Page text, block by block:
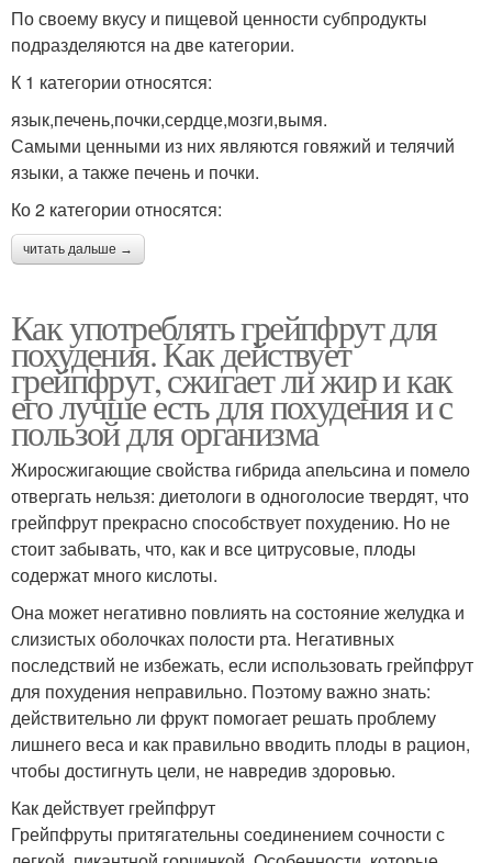
По своему вкусу и пищевой ценности субпродукты
подразделяются на две категории.
К 1 категории относятся:
язык,печень,почки,сердце,мозги,вымя.
Самыми ценными из них являются говяжий и телячий
языки, а также печень и почки.
Ко 2 категории относятся:
читать дальше →
Как употреблять грейпфрут для
похудения. Как действует
грейпфрут, сжигает ли жир и как
его лучше есть для похудения и с
пользой для организма
Жиросжигающие свойства гибрида апельсина и помело
отвергать нельзя: диетологи в одноголосие твердят, что
грейпфрут прекрасно способствует похудению. Но не
стоит забывать, что, как и все цитрусовые, плоды
содержат много кислоты.
Она может негативно повлиять на состояние желудка и
слизистых оболочках полости рта. Негативных
последствий не избежать, если использовать грейпфрут
для похудения неправильно. Поэтому важно знать:
действительно ли фрукт помогает решать проблему
лишнего веса и как правильно вводить плоды в рацион,
чтобы достигнуть цели, не навредив здоровью.
Как действует грейпфрут
Грейпфруты притягательны соединением сочности с